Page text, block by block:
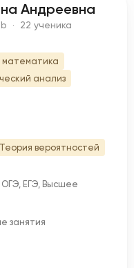
Андреевна
· 22 ученика
математика
анализ
Теория вероятностей
ЕГЭ, Высшее
занятия